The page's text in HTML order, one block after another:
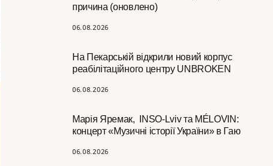
причина (оновлено)
06.08.2026
На Пекарській відкрили новий корпус
реабілітаційного центру UNBROKEN
06.08.2026
Марія Яремак, INSO-Lviv та MÉLOVIN:
концерт «Музичні історії України» в Гаю
06.08.2026